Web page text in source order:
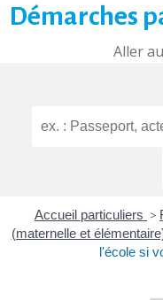
Démarches
Aller
Accueil particuliers >
(maternelle et
l'école si